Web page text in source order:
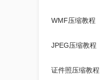
WMF压缩教程
JPEG压缩教程
证件照压缩教程